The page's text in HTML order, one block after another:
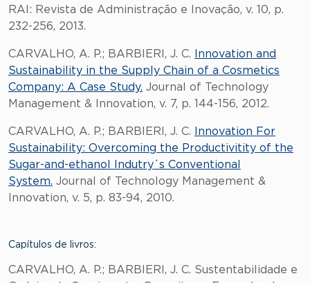
RAI: Revista de Administração e Inovação, v. 10, p.
232-256, 2013.
CARVALHO, A. P.; BARBIERI, J. C.
Innovation and
Sustainability in the Supply Chain of a Cosmetics
Company: A Case Study. Journal of Technology
Management & Innovation, v. 7, p. 144-156, 2012.
CARVALHO, A. P.; BARBIERI, J. C.
Innovation For
Sustainability: Overcoming the Productivitity of the
Sugar-and-ethanol Indutry´s Conventional
System. Journal of Technology Management &
Innovation, v. 5, p. 83-94, 2010.
Capítulos de livros:
CARVALHO, A. P.; BARBIERI, J. C. Sustentabilidade e